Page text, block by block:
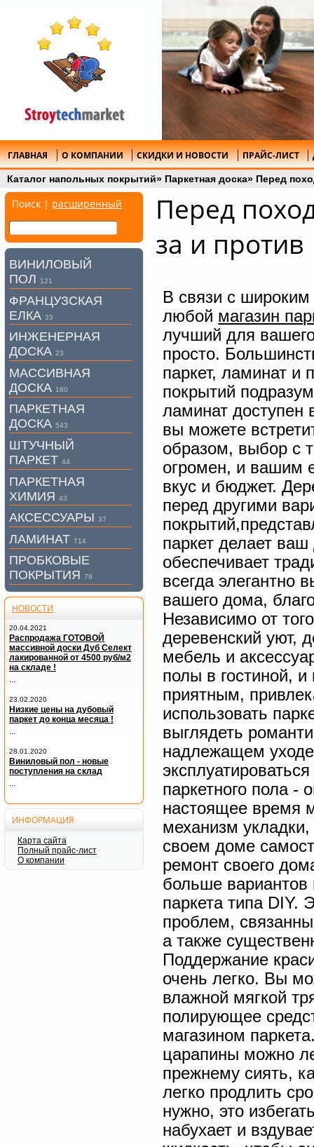
ГЛАВНАЯ О КОМПАНИИ СКИДКИ И НОВОСТИ ПРАЙС-ЛИСТ
Каталог напольных покрытий» Паркетная доска» Перед
Перед
за и против
В связи с
любой магазин
лучший для
просто.
паркет, ламинат и
покрытий
ламинат доступен
вы можете
образом, выбор с
огромен, и вашим
вкус и бюджет.
перед другими
паркет делает
обеспечивает
всегда элегантно
вашего дома,
Независимо от
деревенский уют,
мебель и
полы в гостиной, и
приятным,
использовать
выглядеть
надлежащем
паркетного пола -
настоящее время
механизм укладки,
своем доме
ремонт своего
больше вариантов
паркетатипа DIY.
проблем,
а также
Поддержание
очень легко. Вы
влажной мягкой
полирующее
магазином
царапины можно
прежнему сиять,
легко продлить
нужно, это
набухает и
Поиск | расширенный
ВИНИЛОВЫЙ
ПОЛ
121
ФРАНЦУЗСКАЯ
ЕЛКА 33
ИНЖЕНЕРНАЯ
ДОСКА 23
МАССИВНАЯ
ДОСКА 180
ПАРКЕТНАЯ
ДОСКА 543
ШТУЧНЫЙ
ПАРКЕТ 44
ПАРКЕТНАЯ
ХИМИЯ 43
АКСЕССУАРЫ 37
ЛАМИНАТ 714
ПРОБКОВЫЕ
ПОКРЫТИЯ 79
НОВОСТИ
20.04.2021
Распродажа ГОТОВОЙ
массивной доски Дуб Селект
лакированной от 4500 руб/м2
на складе !
23.02.2020
Низкие цены на дубовый
паркет до конца месяца !
28.01.2020
Виниловый пол - новые
поступления на склад
...
ИНФОРМАЦИЯ
Карта сайта
Полный прайс-лист
О компании